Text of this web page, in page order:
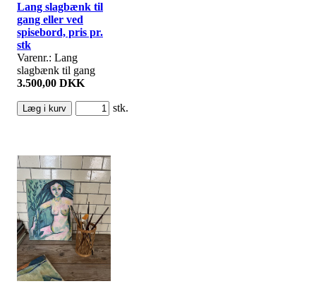
Lang slagbænk til
gang eller ved
spisebord, pris pr.
stk
Varenr.: Lang
slagbænk til gang
3.500,00 DKK
stk.